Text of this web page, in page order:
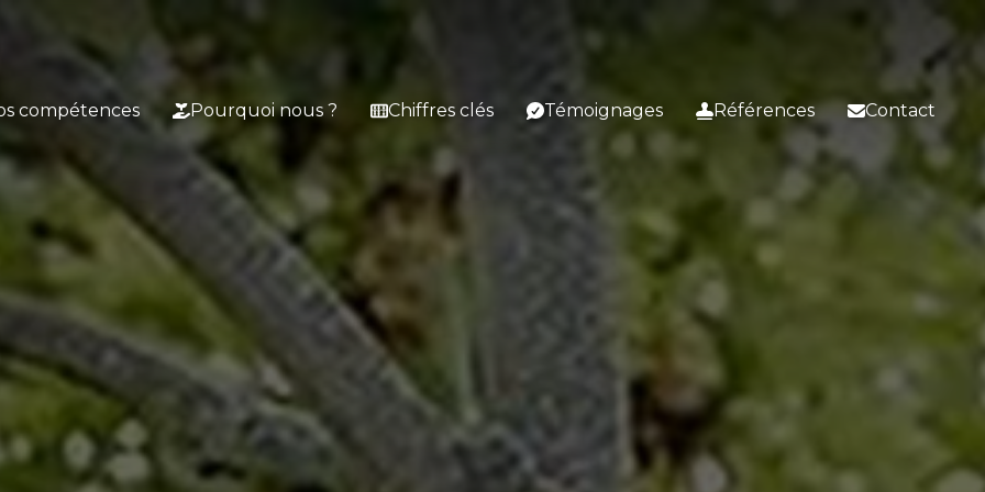
compétences Pourquoi nous ? Chiffres clés Témoignages Références Contact